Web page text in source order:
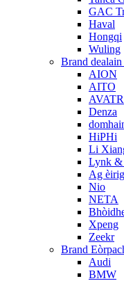
GAC
Haval
Hongqi
Wuling
Brand
AION
AITO
AVATR
Denza
HiPHi
Li
Lynk &
Ag
Nio
NETA
Xpeng
Zeekr
Brand
Audi
BMW